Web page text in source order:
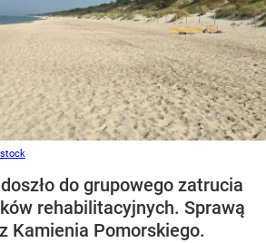
do grupowego zatrucia
rehabilitacyjnych. Sprawą
Kamienia Pomorskiego.